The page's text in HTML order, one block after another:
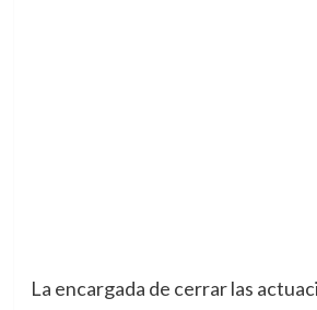
La encargada de cerrar las